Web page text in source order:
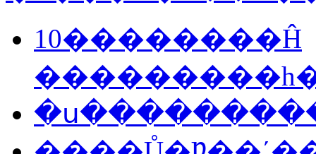
10��������Ĥ